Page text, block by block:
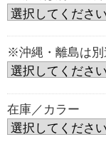
※沖縄・離島は別
在庫／カラー